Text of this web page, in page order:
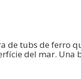
de tubs de ferro
del mar. Una